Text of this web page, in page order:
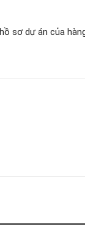
sơ dự án của